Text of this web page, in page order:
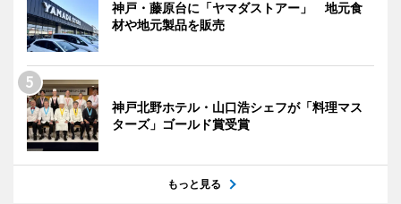
神戸・藤原台に「ヤマダストアー」 地元食
材や地元製品を販売
神戸北野ホテル・山口浩シェフが「料理マス
ターズ」ゴールド賞受賞
もっと見る